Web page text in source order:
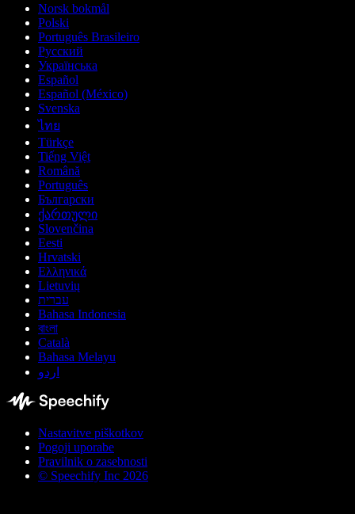
Norsk bokmål
Polski
Português Brasileiro
Русский
Українська
Español
Español (México)
Svenska
ไทย
Türkçe
Tiếng Việt
Română
Português
Български
ქართული
Slovenčina
Eesti
Hrvatski
Ελληνικά
Lietuvių
עברית
Bahasa Indonesia
বাংলা
Català
Bahasa Melayu
اردو
Nastavitve piškotkov
Pogoji uporabe
Pravilnik o zasebnosti
© Speechify Inc 2026